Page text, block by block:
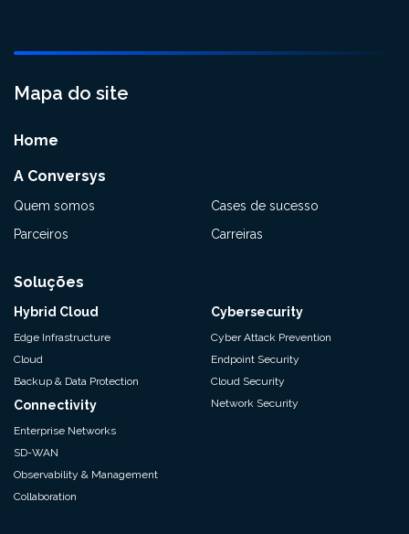
Mapa do site
Home
A Conversys
Quem somos
Parceiros
Cases de sucesso
Carreiras
Soluções
Hybrid Cloud
Edge Infrastructure
Cloud
Backup & Data Protection
Connectivity
Enterprise Networks
SD-WAN
Observability & Management
Collaboration
Cybersecurity
Cyber Attack Prevention
Endpoint Security
Cloud Security
Network Security